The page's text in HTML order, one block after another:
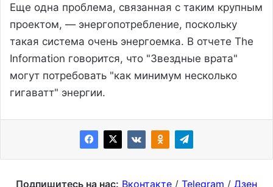
Еще одна проблема, связанная с таким крупным
проектом, — энергопотребление, поскольку
такая система очень энергоемка. В отчете The
Information говорится, что "Звездные врата"
могут потребовать "как минимум несколько
гигаватт" энергии.
Подпишитесь на нас: Вконтакте / Telegram / Дзен